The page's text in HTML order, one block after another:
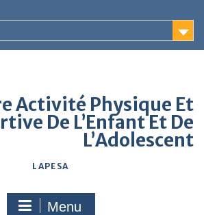
Activité Physique Et
De L’Enfant Et De
L’Adolescent
LAPESA
Menu